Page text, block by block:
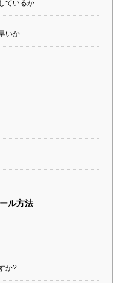
ているか
いか
ル方法
か?